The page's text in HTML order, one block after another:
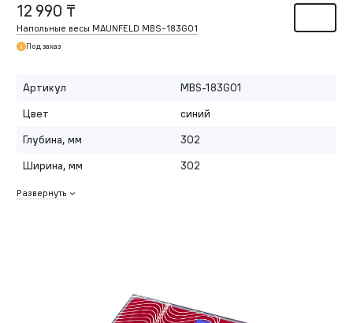
12 990 ₸
Напольные весы MAUNFELD MBS-183G01
Под заказ
Артикул
MBS-183G01
Цвет
синий
Глубина, мм
302
Ширина, мм
302
Развернуть